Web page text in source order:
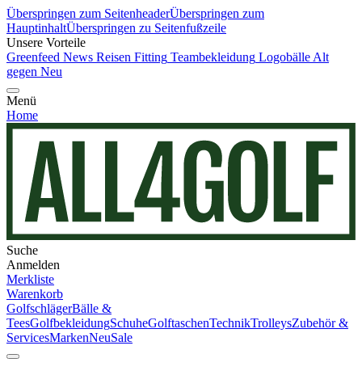
Überspringen zum SeitenheaderÜberspringen zum
HauptinhaltÜberspringen zu Seitenfußzeile
Unsere Vorteile
Greenfeed News Reisen Fitting Teambekleidung Logobälle Alt
gegen Neu
Menü
Home
Suche
Anmelden
Merkliste
Warenkorb
GolfschlägerBälle &
TeesGolfbekleidungSchuheGolftaschenTechnikTrolleysZubehör &
ServicesMarkenNeuSale